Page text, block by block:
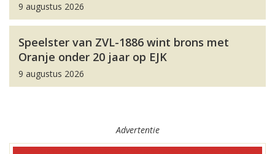
9 augustus 2026
Speelster van ZVL-1886 wint brons met
Oranje onder 20 jaar op EJK
9 augustus 2026
Advertentie